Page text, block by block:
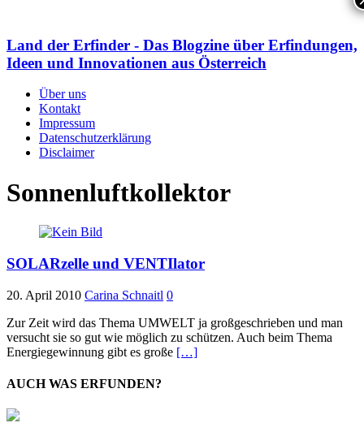
Land der Erfinder - Das Blogzine über Erfindungen,
Ideen und Innovationen aus Österreich
Über uns
Kontakt
Impressum
Datenschutzerklärung
Disclaimer
Sonnenluftkollektor
SOLARzelle und VENTIlator
20. April 2010 Carina Schnaitl 0
Zur Zeit wird das Thema UMWELT ja großgeschrieben und man
versucht sie so gut wie möglich zu schützen. Auch beim Thema
Energiegewinnung gibt es große […]
AUCH WAS ERFUNDEN?